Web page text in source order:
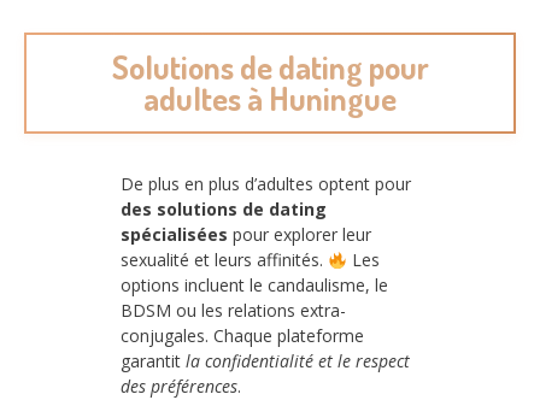
Solutions de dating pour
adultes à Huningue
De plus en plus d’adultes optent pour
des solutions de dating
spécialisées pour explorer leur
sexualité et leurs affinités.
Les
options incluent le candaulisme, le
BDSM ou les relations extra-
conjugales. Chaque plateforme
garantit la confidentialité et le respect
des préférences.